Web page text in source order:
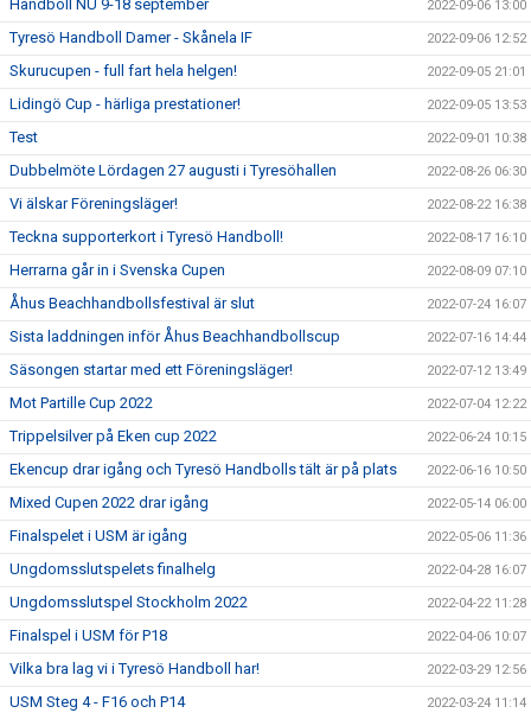
Handboll NU 9-18 september 2022-09-06 13:00
Tyresö Handboll Damer - Skånela IF 2022-09-06 12:52
Skurucupen - full fart hela helgen! 2022-09-05 21:01
Lidingö Cup - härliga prestationer! 2022-09-05 13:53
Test 2022-09-01 10:38
Dubbelmöte Lördagen 27 augusti i Tyresöhallen 2022-08-26 06:30
Vi älskar Föreningsläger! 2022-08-22 16:38
Teckna supporterkort i Tyresö Handboll! 2022-08-17 16:10
Herrarna går in i Svenska Cupen 2022-08-09 07:10
Åhus Beachhandbollsfestival är slut 2022-07-24 16:07
Sista laddningen inför Åhus Beachhandbollscup 2022-07-16 14:44
Säsongen startar med ett Föreningsläger! 2022-07-12 13:49
Mot Partille Cup 2022 2022-07-04 12:22
Trippelsilver på Eken cup 2022 2022-06-24 10:15
Ekencup drar igång och Tyresö Handbolls tält är på plats 2022-06-16 10:50
Mixed Cupen 2022 drar igång 2022-05-14 06:00
Finalspelet i USM är igång 2022-05-06 11:36
Ungdomsslutspelets finalhelg 2022-04-28 16:07
Ungdomsslutspel Stockholm 2022 2022-04-22 11:28
Finalspel i USM för P18 2022-04-06 10:07
Vilka bra lag vi i Tyresö Handboll har! 2022-03-29 12:56
USM Steg 4 - F16 och P14 2022-03-24 11:14